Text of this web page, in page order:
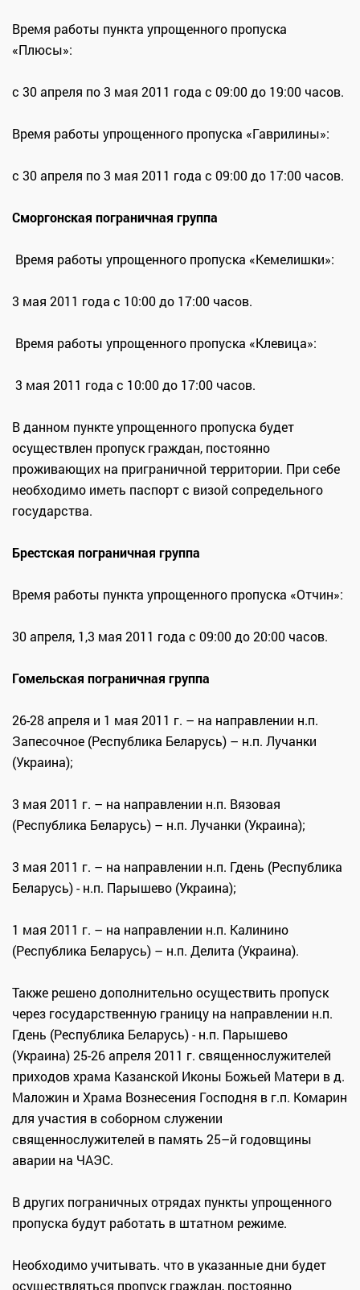
Время работы пункта упрощенного пропуска
«Плюсы»:
с 30 апреля по 3 мая 2011 года с 09:00 до 19:00 часов.
Время работы упрощенного пропуска «Гаврилины»:
с 30 апреля по 3 мая 2011 года с 09:00 до 17:00 часов.
Сморгонская пограничная группа
Время работы упрощенного пропуска «Кемелишки»:
3 мая 2011 года с 10:00 до 17:00 часов.
Время работы упрощенного пропуска «Клевица»:
3 мая 2011 года с 10:00 до 17:00 часов.
В данном пункте упрощенного пропуска будет
осуществлен пропуск граждан, постоянно
проживающих на приграничной территории. При себе
необходимо иметь паспорт с визой сопредельного
государства.
Брестская пограничная группа
Время работы пункта упрощенного пропуска «Отчин»:
30 апреля, 1,3 мая 2011 года с 09:00 до 20:00 часов.
Гомельская пограничная группа
26-28 апреля и 1 мая 2011 г. – на направлении н.п.
Запесочное (Республика Беларусь) – н.п. Лучанки
(Украина);
3 мая 2011 г. – на направлении н.п. Вязовая
(Республика Беларусь) – н.п. Лучанки (Украина);
3 мая 2011 г. – на направлении н.п. Гдень (Республика
Беларусь) - н.п. Парышево (Украина);
1 мая 2011 г. – на направлении н.п. Калинино
(Республика Беларусь) – н.п. Делита (Украина).
Также решено дополнительно осуществить пропуск
через государственную границу на направлении н.п.
Гдень (Республика Беларусь) - н.п. Парышево
(Украина) 25-26 апреля 2011 г. священнослужителей
приходов храма Казанской Иконы Божьей Матери в д.
Маложин и Храма Вознесения Господня в г.п. Комарин
для участия в соборном служении
священнослужителей в память 25–й годовщины
аварии на ЧАЭС.
В других пограничных отрядах пункты упрощенного
пропуска будут работать в штатном режиме.
Необходимо учитывать. что в указанные дни будет
осуществляться пропуск граждан, постоянно